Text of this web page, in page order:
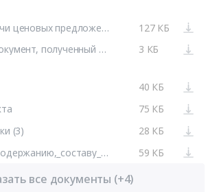
Протокол подачи ценовых предложений от 13.05.2024 №ЦПА1
127 КБ
Электронный документ, полученный из внешней системы
3 КБ
40 КБ
75 КБ
(3)
28 КБ
Требования_к_содержанию,_составу_заявки[2]
59 КБ
все документы (+4)